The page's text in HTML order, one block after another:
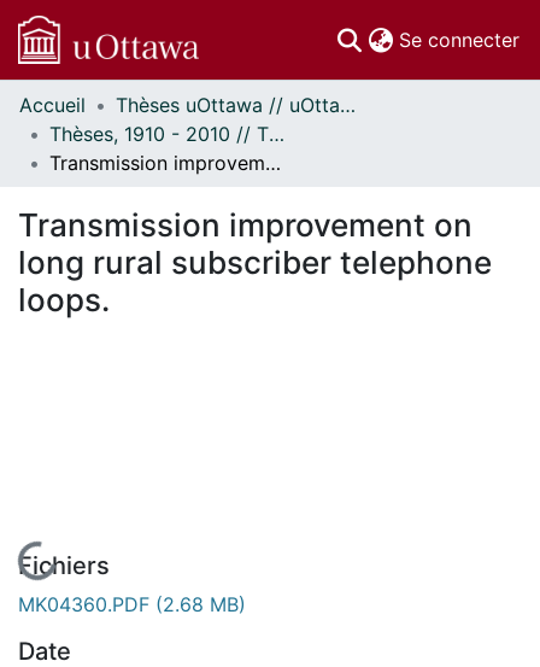
Se connecter
Communautés
et collections
Parcourir
À propos
Accueil
Thèses uOttawa // uOttawa Theses
Thèses, 1910 - 2010 // Theses, 1910 - 2010
Transmission improvement on long rural subscriber telephone loops.
Transmission improvement on
long rural subscriber telephone
loops.
En cours de chargement...
Fichiers
MK04360.PDF (2.68 MB)
Date